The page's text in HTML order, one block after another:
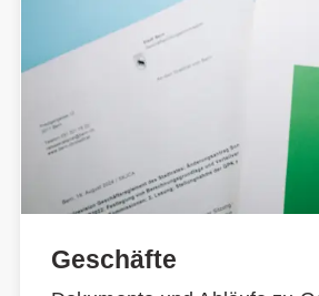
Geschäfte